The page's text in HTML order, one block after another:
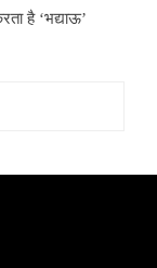
है ‘भद्याऊ’